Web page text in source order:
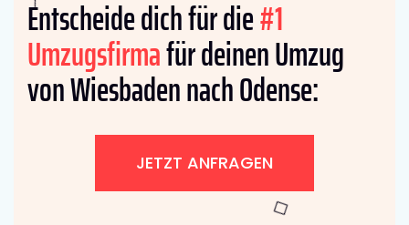
Entscheide dich für die#1
Umzugsfirmafür deinen Umzug
von Wiesbaden nach Odense:
JETZT ANFRAGEN